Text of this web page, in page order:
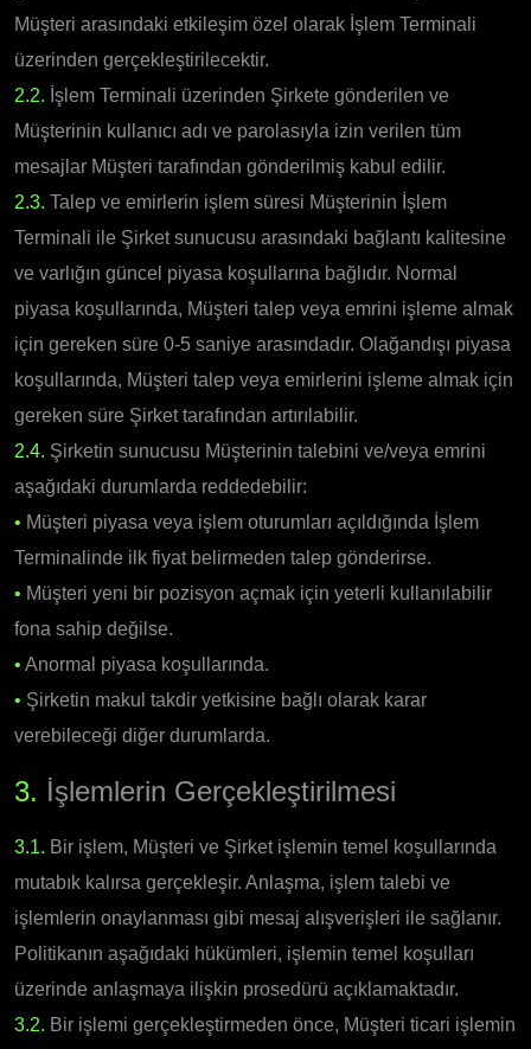
Müşteri arasındaki etkileşim özel olarak İşlem Terminali
üzerinden gerçekleştirilecektir.
2.2. İşlem Terminali üzerinden Şirkete gönderilen ve
Müşterinin kullanıcı adı ve parolasıyla izin verilen tüm
mesajlar Müşteri tarafından gönderilmiş kabul edilir.
2.3. Talep ve emirlerin işlem süresi Müşterinin İşlem
Terminali ile Şirket sunucusu arasındaki bağlantı kalitesine
ve varlığın güncel piyasa koşullarına bağlıdır. Normal
piyasa koşullarında, Müşteri talep veya emrini işleme almak
için gereken süre 0-5 saniye arasındadır. Olağandışı piyasa
koşullarında, Müşteri talep veya emirlerini işleme almak için
gereken süre Şirket tarafından artırılabilir.
2.4. Şirketin sunucusu Müşterinin talebini ve/veya emrini
aşağıdaki durumlarda reddedebilir:
• Müşteri piyasa veya işlem oturumları açıldığında İşlem
Terminalinde ilk fiyat belirmeden talep gönderirse.
• Müşteri yeni bir pozisyon açmak için yeterli kullanılabilir
fona sahip değilse.
• Anormal piyasa koşullarında.
• Şirketin makul takdir yetkisine bağlı olarak karar
verebileceği diğer durumlarda.
3. İşlemlerin Gerçekleştirilmesi
3.1. Bir işlem, Müşteri ve Şirket işlemin temel koşullarında
mutabık kalırsa gerçekleşir. Anlaşma, işlem talebi ve
işlemlerin onaylanması gibi mesaj alışverişleri ile sağlanır.
Politikanın aşağıdaki hükümleri, işlemin temel koşulları
üzerinde anlaşmaya ilişkin prosedürü açıklamaktadır.
3.2. Bir işlemi gerçekleştirmeden önce, Müşteri ticari işlemin